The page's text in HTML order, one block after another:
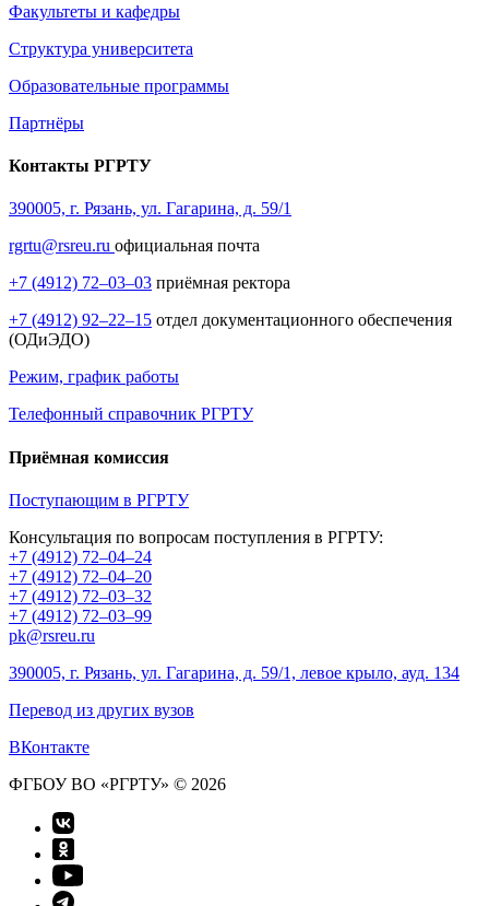
Факультеты и кафедры
Структура университета
Образовательные программы
Партнёры
Контакты РГРТУ
390005, г. Рязань, ул. Гагарина, д. 59/1
rgrtu@rsreu.ru официальная почта
+7 (4912) 72–03–03 приёмная ректора
+7 (4912) 92–22–15 отдел документационного обеспечения
(ОДиЭДО)
Режим, график работы
Телефонный справочник РГРТУ
Приёмная комиссия
Поступающим в РГРТУ
Консультация по вопросам поступления в РГРТУ:
+7 (4912) 72–04–24
+7 (4912) 72–04–20
+7 (4912) 72–03–32
+7 (4912) 72–03–99
pk@rsreu.ru
390005, г. Рязань, ул. Гагарина, д. 59/1, левое крыло, ауд. 134
Перевод из других вузов
ВКонтакте
ФГБОУ ВО «РГРТУ» © 2026